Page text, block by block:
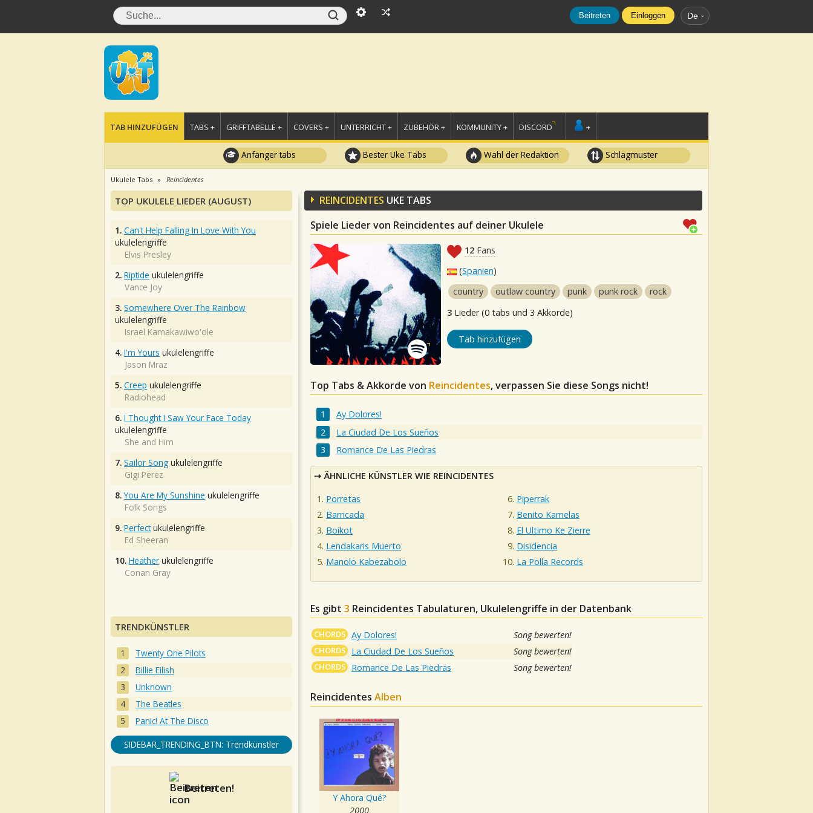
Beitreten Einloggen De
TAB HINZUFÜGEN TABS + GRIFFTABELLE + COVERS + UNTERRICHT + ZUBEHÖR + KOMMUNITY + DISCORD +
Anfänger tabs Bester Uke Tabs Wahl der Redaktion Schlagmuster
Ukulele Tabs Reincidentes
REINCIDENTES UKE TABS
Spiele Lieder von Reincidentes auf deiner Ukulele
12 Fans
(Spanien)
country
outlaw country punk punk rock
rock
3 Lieder (0 tabs und 3 Akkorde)
Tab hinzufügen
Top Tabs & Akkorde von Reincidentes, verpassen Sie diese Songs nicht!
Ay Dolores!
La Ciudad De Los Sueños
Romance De Las Piedras
ÄHNLICHE KÜNSTLER WIE REINCIDENTES
Porretas
Barricada
Boikot
Lendakaris Muerto
Manolo Kabezabolo
Piperrak
Benito Kamelas
El Ultimo Ke Zierre
Disidencia
La Polla Records
Es gibt 3 Reincidentes Tabulaturen, Ukulelengriffe in der Datenbank
CHORDS Ay Dolores! Song bewerten!
CHORDS La Ciudad De Los Sueños Song bewerten!
CHORDS Romance De Las Piedras Song bewerten!
Reincidentes Alben
Y Ahora Qué?
2000
TOP UKULELE LIEDER (AUGUST)
1. Can't Help Falling In Love With You
ukulelengriffe
Elvis Presley
2. Riptide ukulelengriffe
Vance Joy
3. Somewhere Over The Rainbow
ukulelengriffe
Israel Kamakawiwo'ole
4. I'm Yours ukulelengriffe
Jason Mraz
5. Creep ukulelengriffe
Radiohead
6. I Thought I Saw Your Face Today
ukulelengriffe
She and Him
7. Sailor Song ukulelengriffe
Gigi Perez
8. You Are My Sunshine ukulelengriffe
Folk Songs
9. Perfectukulelengriffe
Ed Sheeran
10. Heather ukulelengriffe
Conan Gray
TRENDKÜNSTLER
Twenty One Pilots
Billie Eilish
Unknown
The Beatles
Panic! At The Disco
SIDEBAR_TRENDING_BTN: Trendkünstler
Beitreten!